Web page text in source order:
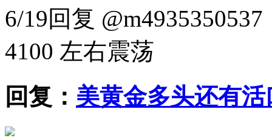
6/19回复
4100 左右震荡
回复： 美黄金多头还有